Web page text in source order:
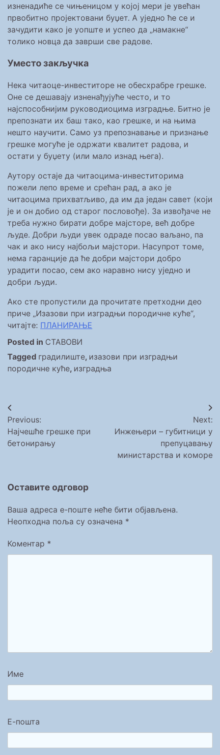
изненадиће се чињеницом у којој мери је увећан
првобитно пројектовани буџет. А уједно ће се и
зачудити како је уопште и успео да „намакне“
толико новца да заврши све радове.
Уместо закључка
Нека читаоце-инвеститоре не обесхрабре грешке.
Оне се дешавају изненађујуће често, и то
најспособнијим руководиоцима изградње. Битно је
препознати их баш тако, као грешке, и на њима
нешто научити. Само уз препознавање и признање
грешке могуће је одржати квалитет радова, и
остати у буџету (или мало изнад њега).
Аутору остаје да читаоцима-инвеститорима
пожели лепо време и срећан рад, а ако је
читаоцима прихватљиво, да им да један савет (који
је и он добио од старог пословође). За извођаче не
треба нужно бирати добре мајсторе, већ добре
људе. Добри људи увек одраде посао ваљано, па
чак и ако нису најбољи мајстори. Насупрот томе,
нема гаранције да ће добри мајстори добро
урадити посао, сем ако наравно нису уједно и
добри људи.
Ако сте пропустили да прочитате претходни део
приче „Изазови при изградњи породичне куће“,
читајте: ПЛАНИРАЊЕ
Posted in СТАВОВИ
Tagged градилиште, изазови при изградњи
породичне куће, изградња
Кретање
чланка
Previous:
Најчешће грешке при
бетонирању
Next:
Инжењери – губитници у
препуцавању
министарства и коморе
Оставите одговор
Ваша адреса е-поште неће бити објављена.
Неопходна поља су означена *
Коментар *
Име
Е-пошта